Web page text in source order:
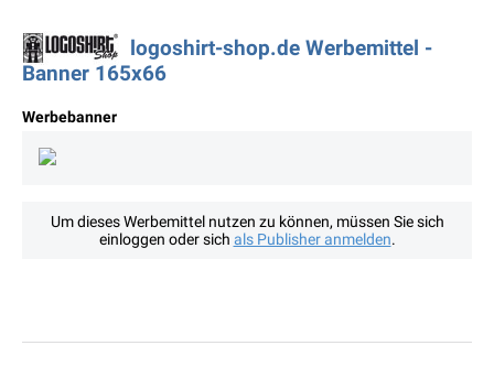
logoshirt-shop.de Werbemittel -
Banner 165x66
Werbebanner
Um dieses Werbemittel nutzen zu können, müssen Sie sich
einloggen oder sich als Publisher anmelden.